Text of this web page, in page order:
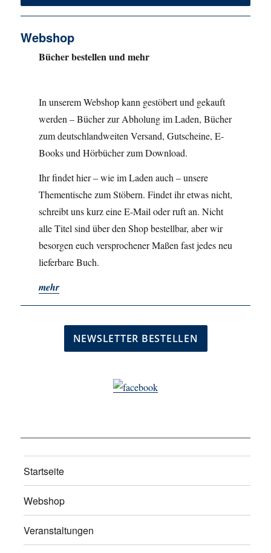
Webshop
Bücher bestellen und mehr
In unserem Webshop kann gestöbert und gekauft
werden – Bücher zur Abholung im Laden, Bücher
zum deutschlandweiten Versand, Gutscheine, E-
Books und Hörbücher zum Download.
Ihr findet hier – wie im Laden auch – unsere
Thementische zum Stöbern. Findet ihr etwas nicht,
schreibt uns kurz eine E-Mail oder ruft an. Nicht
alle Titel sind über den Shop bestellbar, aber wir
besorgen euch versprochener Maßen fast jedes neu
lieferbare Buch.
mehr
Startseite
Webshop
Veranstaltungen